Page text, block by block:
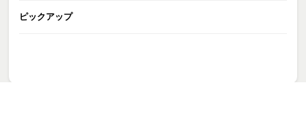
ピックアップ